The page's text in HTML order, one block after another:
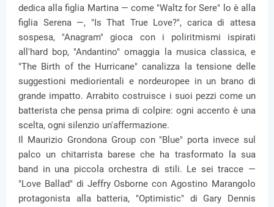
dedica alla figlia Martina — come "Waltz for Sere" lo è alla
figlia Serena —, "Is That True Love?", carica di attesa
sospesa, "Anagram" gioca con i poliritmismi ispirati
all'hard bop, "Andantino" omaggia la musica classica, e
"The Birth of the Hurricane" canalizza la tensione delle
suggestioni mediorientali e nordeuropee in un brano di
grande impatto. Arrabito costruisce i suoi pezzi come un
batterista che pensa prima di colpire: ogni accento è una
scelta, ogni silenzio un'affermazione.
Il Maurizio Grondona Group con "Blue" porta invece sul
palco un chitarrista barese che ha trasformato la sua
band in una piccola orchestra di stili. Le sei tracce —
"Love Ballad" di Jeffry Osborne con Agostino Marangolo
protagonista alla batteria, "Optimistic" di Gary Dennis